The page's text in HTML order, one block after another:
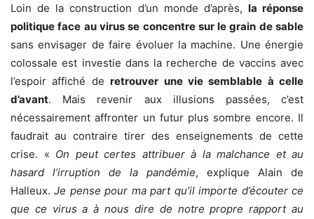
Loin de la construction d’un monde d’après, la réponse
politique face au virus se concentre sur le grain de sable
sans envisager de faire évoluer la machine. Une énergie
colossale est investie dans la recherche de vaccins avec
l’espoir affiché deretrouver une vie semblable à celle
d’avant. Mais revenir aux illusions passées, c’est
nécessairement affronter un futur plus sombre encore. Il
faudrait au contraire tirer des enseignements de cette
crise. « On peut certes attribuer à la malchance et au
hasard l’irruption de la pandémie, explique Alain de
Halleux.Je pense pour ma part qu’il importe d’écouter ce
que ce virus a à nous dire de notre propre rapport au